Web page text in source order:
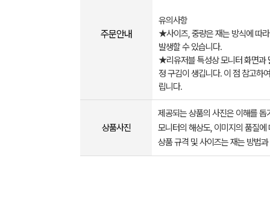
주문안내
유의사항
★사이즈, 중량은 재는 방식에 따
발생할 수 있습니다.
★리유저블 특성상 모니터 화면과
정 구김이 생깁니다. 이 점 참고하
립니다.
상품사진
제공되는 상품의 사진은 이해를
모니터의 해상도, 이미지의 품질
상품 규격 및 사이즈는 재는 방법